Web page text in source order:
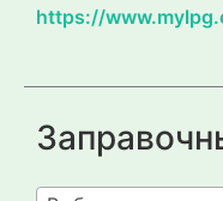
https://